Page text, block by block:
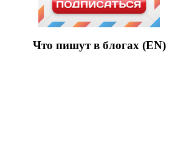
Что пишут в блогах (EN)